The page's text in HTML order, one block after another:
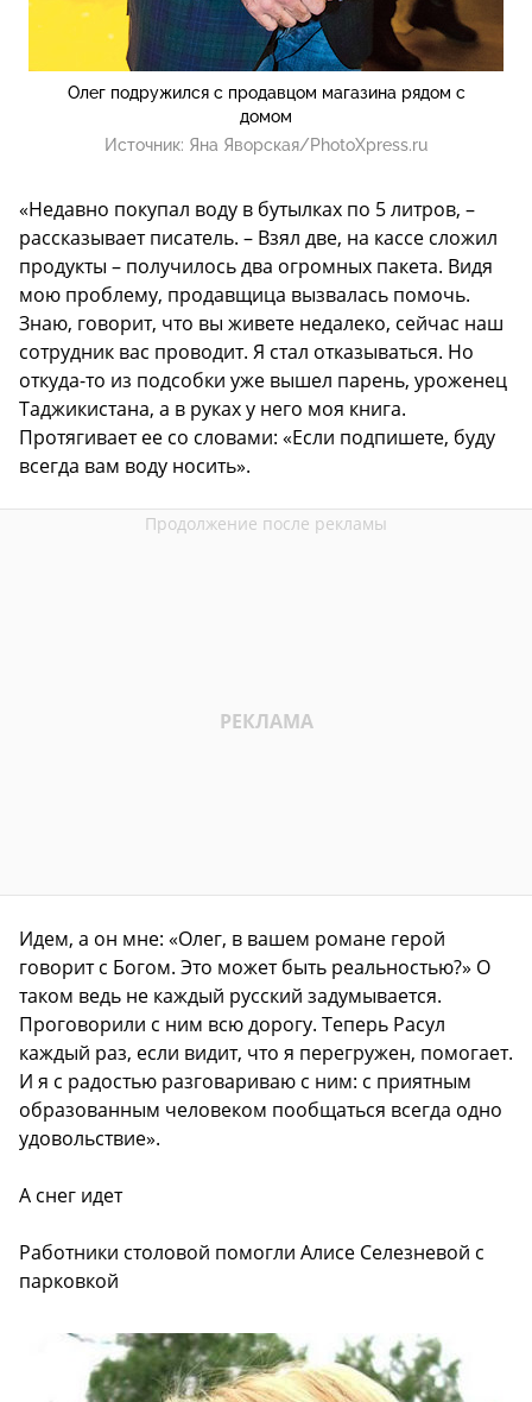
Олег подружился с продавцом магазина рядом с
домом
Источник: Яна Яворская/PhotoXpress.ru
«Недавно покупал воду в бутылках по 5 литров, –
рассказывает писатель. – Взял две, на кассе сложил
продукты – получилось два огромных пакета. Видя
мою проблему, продавщица вызвалась помочь.
Знаю, говорит, что вы живете недалеко, сейчас наш
сотрудник вас проводит. Я стал отказываться. Но
откуда-то из подсобки уже вышел парень, уроженец
Таджикистана, а в руках у него моя книга.
Протягивает ее со словами: «Если подпишете, буду
всегда вам воду носить».
Идем, а он мне: «Олег, в вашем романе герой
говорит с Богом. Это может быть реальностью?» О
таком ведь не каждый русский задумывается.
Проговорили с ним всю дорогу. Теперь Расул
каждый раз, если видит, что я перегружен, помогает.
И я с радостью разговариваю с ним: с приятным
образованным человеком пообщаться всегда одно
удовольствие».
А снег идет
Работники столовой помогли Алисе Селезневой с
парковкой